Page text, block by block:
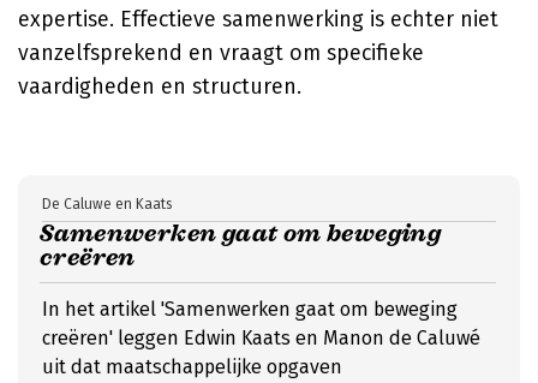
expertise. Effectieve samenwerking is echter niet
vanzelfsprekend en vraagt om specifieke
vaardigheden en structuren.
Samenwerken gaat om beweging
creëren
De Caluwe en Kaats
In het artikel 'Samenwerken gaat om beweging
creëren' leggen Edwin Kaats en Manon de Caluwé
uit dat maatschappelijke opgaven